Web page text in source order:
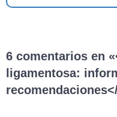
6 comentarios en
ligamentosa: